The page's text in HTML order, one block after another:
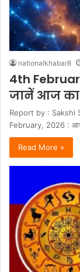
nationalkhabar8
4th
जानें आज का
Report by : Sakshi
February, 2026 :
Read More »